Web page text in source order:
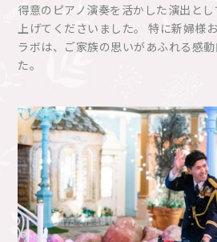
得意のピアノ演奏を活かした演出と
上げてくださいました。 特に新婦様
ラボは、ご家族の思いがあふれる感
た。